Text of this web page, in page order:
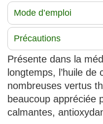
Mode d’emploi
Précautions
Présente dans la
longtemps, l’huile de
nombreuses vertus
beaucoup appréciée
calmantes,